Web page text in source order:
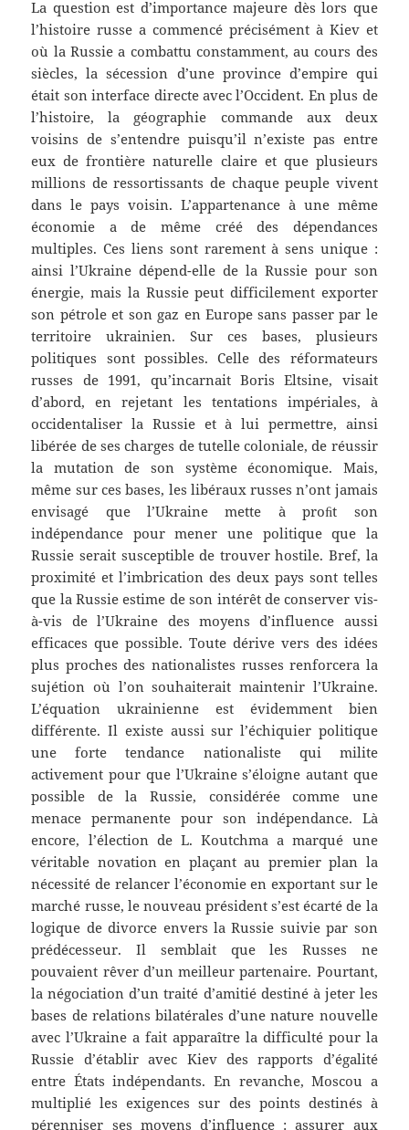
La question est d’importance majeure dès lors que
l’histoire russe a commencé précisément à Kiev et
où la Russie a combattu constamment, au cours des
siècles, la sécession d’une province d’empire qui
était son interface directe avec l’Occident. En plus de
l’histoire, la géographie commande aux deux
voisins de s’entendre puisqu’il n’existe pas entre
eux de frontière naturelle claire et que plusieurs
millions de ressortissants de chaque peuple vivent
dans le pays voisin. L’appartenance à une même
économie a de même créé des dépendances
multiples. Ces liens sont rarement à sens unique :
ainsi l’Ukraine dépend-elle de la Russie pour son
énergie, mais la Russie peut difficilement exporter
son pétrole et son gaz en Europe sans passer par le
territoire ukrainien. Sur ces bases, plusieurs
politiques sont possibles. Celle des réformateurs
russes de 1991, qu’incarnait Boris Eltsine, visait
d’abord, en rejetant les tentations impériales, à
occidentaliser la Russie et à lui permettre, ainsi
libérée de ses charges de tutelle coloniale, de réussir
la mutation de son système économique. Mais,
même sur ces bases, les libéraux russes n’ont jamais
envisagé que l’Ukraine mette à proﬁt son
indépendance pour mener une politique que la
Russie serait susceptible de trouver hostile. Bref, la
proximité et l’imbrication des deux pays sont telles
que la Russie estime de son intérêt de conserver vis-
à-vis de l’Ukraine des moyens d’influence aussi
efficaces que possible. Toute dérive vers des idées
plus proches des nationalistes russes renforcera la
sujétion où l’on souhaiterait maintenir l’Ukraine.
L’équation ukrainienne est évidemment bien
différente. Il existe aussi sur l’échiquier politique
une forte tendance nationaliste qui milite
activement pour que l’Ukraine s’éloigne autant que
possible de la Russie, considérée comme une
menace permanente pour son indépendance. Là
encore, l’élection de L. Koutchma a marqué une
véritable novation en plaçant au premier plan la
nécessité de relancer l’économie en exportant sur le
marché russe, le nouveau président s’est écarté de la
logique de divorce envers la Russie suivie par son
prédécesseur. Il semblait que les Russes ne
pouvaient rêver d’un meilleur partenaire. Pourtant,
la négociation d’un traité d’amitié destiné à jeter les
bases de relations bilatérales d’une nature nouvelle
avec l’Ukraine a fait apparaître la difficulté pour la
Russie d’établir avec Kiev des rapports d’égalité
entre États indépendants. En revanche, Moscou a
multiplié les exigences sur des points destinés à
pérenniser ses moyens d’influence : assurer aux